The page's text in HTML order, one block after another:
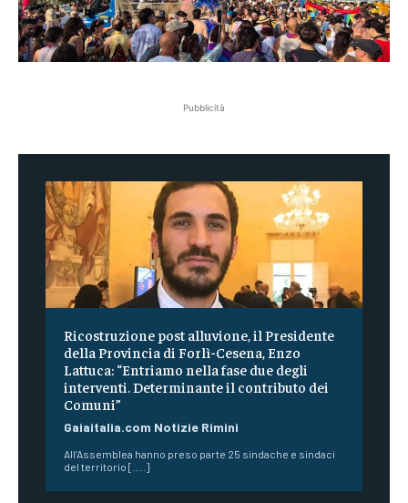
Pubblicità
Ricostruzione post alluvione, il Presidente
della Provincia di Forlì-Cesena, Enzo
Lattuca: “Entriamo nella fase due degli
interventi. Determinante il contributo dei
Comuni”
Gaiaitalia.com Notizie Rimini
All’Assemblea hanno preso parte 25 sindache e sindaci
del territorio [.....]